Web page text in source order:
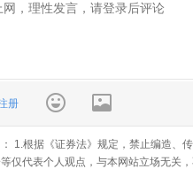
册
1.根据《证券法》规定，禁止编造、
仅代表个人观点，与本网站立场无关